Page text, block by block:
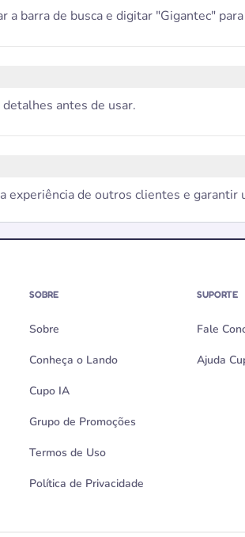
barra de busca e digitar "Gigantec"
antes de usar.
experiência de outros clientes e garantir
SOBRE
Sobre
Conheça o Lando
Cupo IA
Grupo de Promoções
Termos de Uso
Política de Privacidade
SUPORTE
Fale
Ajuda